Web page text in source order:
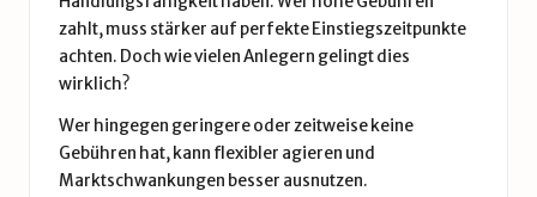
zahlt, muss stärker auf perfekte Einstiegszeitpunkte
achten. Doch wie vielen Anlegern gelingt dies
wirklich?
Wer hingegen geringere oder zeitweise keine
Gebühren hat, kann flexibler agieren und
Marktschwankungen besser ausnutzen.